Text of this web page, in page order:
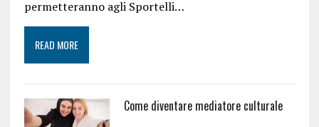
permetteranno agli Sportelli…
READ MORE
Come diventare mediatore culturale